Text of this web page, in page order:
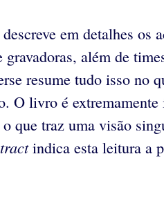
em detalhes os
além de
resume tudo isso no
O livro é extremamente
que traz uma visão
indica esta leitura a